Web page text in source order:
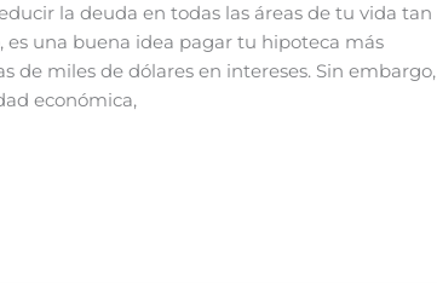
la deuda en todas las áreas de tu vida tan
es una buena idea pagar tu hipoteca más
de miles de dólares en intereses. Sin embargo,
económica,